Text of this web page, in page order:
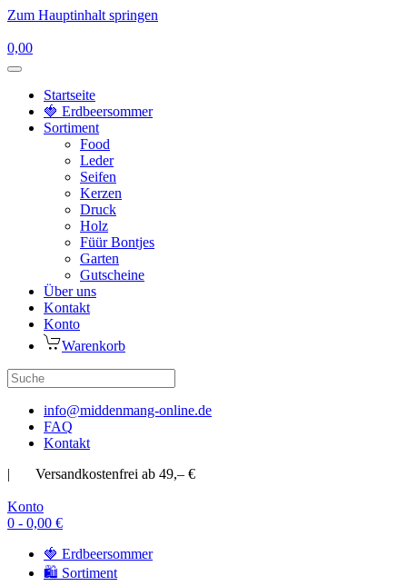
Zum Hauptinhalt springen
0,00
Startseite
🍓 Erdbeersommer
Sortiment
Food
Leder
Seifen
Kerzen
Druck
Holz
Füür Bontjes
Garten
Gutscheine
Über uns
Kontakt
Konto
Warenkorb
info@middenmang-online.de
FAQ
Kontakt
| Versandkostenfrei ab 49,– €
Konto
0 - 0,00 €
🍓 Erdbeersommer
🛍️ Sortiment